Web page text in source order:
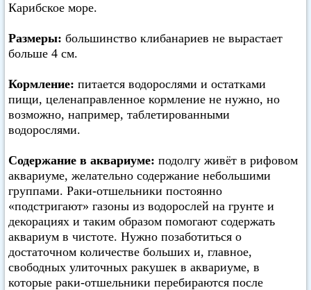
Карибское море.
Размеры: большинство клибанариев не вырастает
больше 4 см.
Кормление: питается водорослями и остатками
пищи, целенаправленное кормление не нужно, но
возможно, например, таблетированными
водорослями.
Содержание в аквариуме: подолгу живёт в рифовом
аквариуме, желательно содержание небольшими
группами. Раки-отшельники постоянно
«подстригают» газоны из водорослей на грунте и
декорациях и таким образом помогают содержать
аквариум в чистоте. Нужно позаботиться о
достаточном количестве больших и, главное,
свободных улиточных ракушек в аквариуме, в
которые раки-отшельники перебираются после